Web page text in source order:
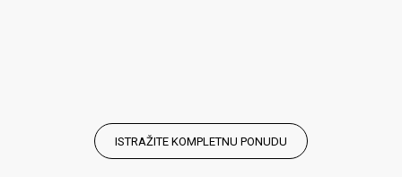
ISTRAŽITE KOMPLETNU PONUDU